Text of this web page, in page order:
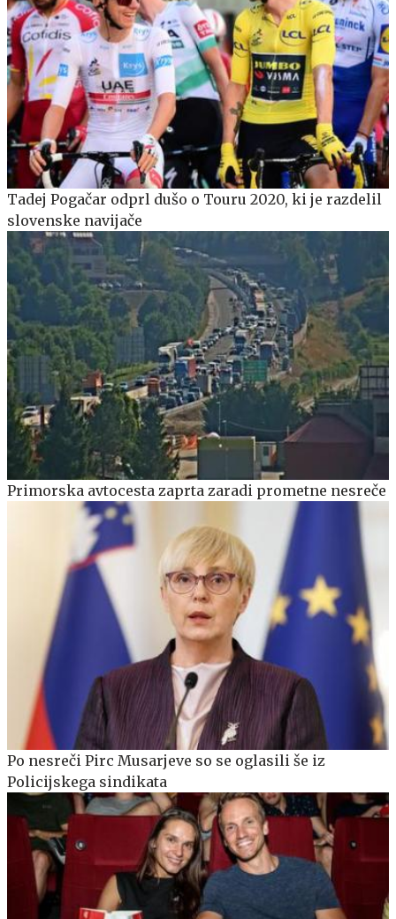
Tadej Pogačar odprl dušo o Touru 2020, ki je razdelil
slovenske navijače
Primorska avtocesta zaprta zaradi prometne nesreče
Po nesreči Pirc Musarjeve so se oglasili še iz
Policijskega sindikata